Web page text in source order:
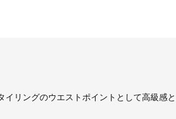
リングのウエストポイントとして高級感と